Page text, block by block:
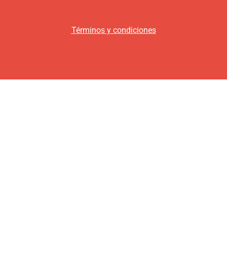
Términos y condiciones